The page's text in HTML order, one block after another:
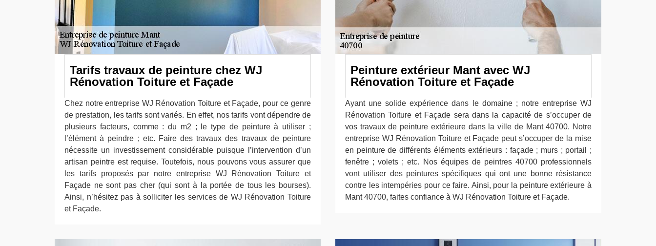
Tarifs travaux de peinture chez WJ
Rénovation Toiture et Façade
Chez notre entreprise WJ Rénovation Toiture et Façade, pour ce genre
de prestation, les tarifs sont variés. En effet, nos tarifs vont dépendre de
plusieurs facteurs, comme : du m2 ; le type de peinture à utiliser ;
l’élément à peindre ; etc. Faire des travaux des travaux de peinture
nécessite un investissement considérable puisque l’intervention d’un
artisan peintre est requise. Toutefois, nous pouvons vous assurer que
les tarifs proposés par notre entreprise WJ Rénovation Toiture et
Façade ne sont pas cher (qui sont à la portée de tous les bourses).
Ainsi, n’hésitez pas à solliciter les services de WJ Rénovation Toiture
et Façade.
Peinture extérieur Mant avec WJ
Rénovation Toiture et Façade
Ayant une solide expérience dans le domaine ; notre entreprise WJ
Rénovation Toiture et Façade sera dans la capacité de s’occuper de
vos travaux de peinture extérieure dans la ville de Mant 40700. Notre
entreprise WJ Rénovation Toiture et Façade peut s’occuper de la mise
en peinture de différents éléments extérieurs : façade ; murs ; portail ;
fenêtre ; volets ; etc. Nos équipes de peintres 40700 professionnels
vont utiliser des peintures spécifiques qui ont une bonne résistance
contre les intempéries pour ce faire. Ainsi, pour la peinture extérieure à
Mant 40700, faites confiance à WJ Rénovation Toiture et Façade.